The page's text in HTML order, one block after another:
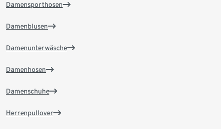
Damensporthosen
Damenblusen
Damenunterwäsche
Damenhosen
Damenschuhe
Herrenpullover